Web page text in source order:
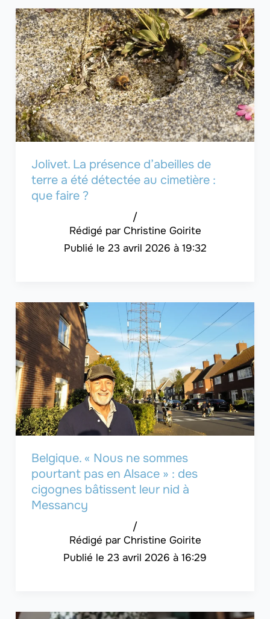
Jolivet. La présence d’abeilles de
terre a été détectée au cimetière :
que faire ?
Christine Goirite
/
23 avril 2026 à 19:32
Belgique. « Nous ne sommes
pourtant pas en Alsace » : des
cigognes bâtissent leur nid à
Messancy
Christine Goirite
/
23 avril 2026 à 16:29